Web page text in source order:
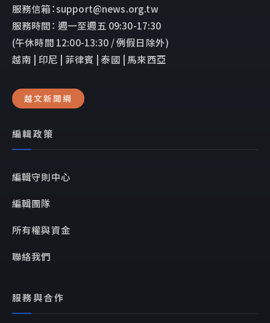
服務信箱：support@news.org.tw
服務時間： 週一至週五 09:30-17:30
(午休時間 12:00-13:30 / 例假日除外)
越南 | 印尼 | 菲律賓 | 泰國 | 馬來西亞
越文新聞網
編輯政策
編輯守則中心
編輯團隊
所有權與資金
聯絡我們
服務與合作